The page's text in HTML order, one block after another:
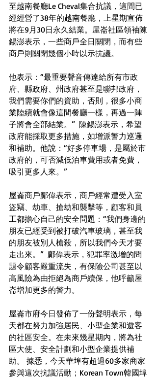
至越南餐廳Le Cheval集合抗議，這間已
經經營了38年的越南餐廳，上星期宣佈
將在9月30日永久結業。屋崙社區領袖陳
錫澎表示，一些商戶全日關閉，而有些
商戶則關閉幾個小時以示抗議。
他表示：“​最重要聲音傳達給所有市政
府、縣政府、州政府甚至是聯邦政府，
我們需要你們的資助，否則，很多小商
業陸續就會像這間餐廳一樣，再過一陣
子將會全部結業。”  陳錫澎表示，希望
政府能採取更多措施，如增派警力巡邏
和補助。他說：“好多停車場，是屬於市
政府的，可否減低泊車費用或者免費，
吸引更多人來。”
屋崙商戶鄺偉表示，商戶經常遭受入室
盜竊、劫車、搶劫和襲擊等，顧客和員
工都擔心自己的安全問題：“我們身邊的
朋友已經受到被打破汽車玻璃，甚至我
的朋友被別人槍殺，所以我們今天才要
走出來。”  鄺偉表示，犯罪率激增的問
題令顧客嚴重流失，有保險公司甚至以
高風險為由拒絕為商戶續保，他呼籲屋
崙增加更多的警力。
屋崙市府今日發佈了一份聲明表示，每
天都在努力加強居民、小型企業和遊客
的社區安全。在未來幾星期內，將為社
區大使、安全計劃和小型企業提供補
助。 據悉，今天華埠有超過60多家商家
參與這次​抗議活動；Korean Town韓國埠